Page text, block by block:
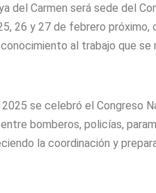
del Carmen será sede del
26 y 27 de febrero
al trabajo que se
se celebró el Congreso
bomberos, policías,
la coordinación y